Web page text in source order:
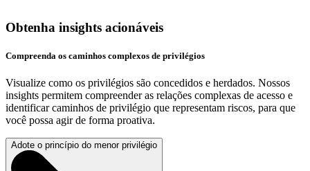
Obtenha insights acionáveis
Compreenda os caminhos complexos de privilégios
Visualize como os privilégios são concedidos e herdados. Nossos
insights permitem compreender as relações complexas de acesso e
identificar caminhos de privilégio que representam riscos, para que
você possa agir de forma proativa.
Adote o princípio do menor privilégio